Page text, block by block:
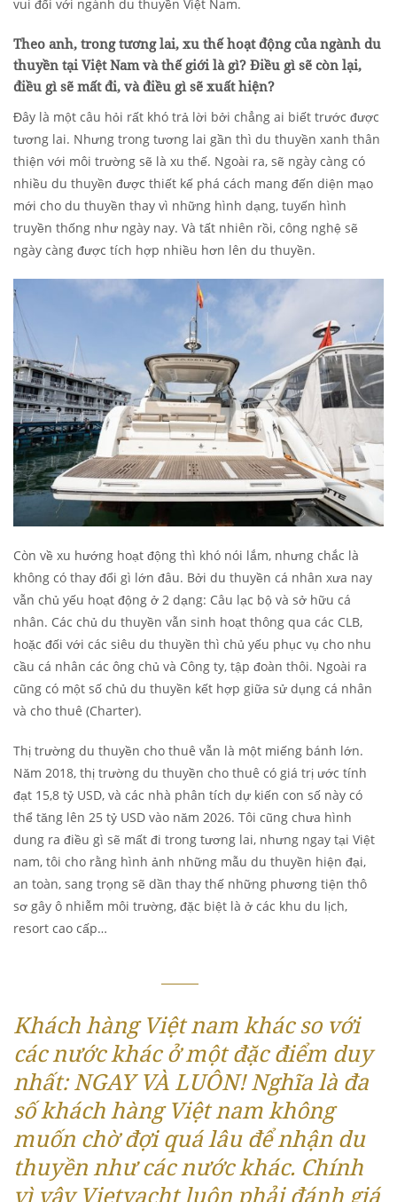
vui đối với ngành du thuyền Việt Nam.
Theo anh, trong tương lai, xu thế hoạt động của ngành du
thuyền tại Việt Nam và thế giới là gì? Điều gì sẽ còn lại,
điều gì sẽ mất đi, và điều gì sẽ xuất hiện?
Đây là một câu hỏi rất khó trả lời bởi chẳng ai biết trước được
tương lai. Nhưng trong tương lai gần thì du thuyền xanh thân
thiện với môi trường sẽ là xu thế. Ngoài ra, sẽ ngày càng có
nhiều du thuyền được thiết kế phá cách mang đến diện mạo
mới cho du thuyền thay vì những hình dạng, tuyến hình
truyền thống như ngày nay. Và tất nhiên rồi, công nghệ sẽ
ngày càng được tích hợp nhiều hơn lên du thuyền.
Còn về xu hướng hoạt động thì khó nói lắm, nhưng chắc là
không có thay đổi gì lớn đâu. Bởi du thuyền cá nhân xưa nay
vẫn chủ yếu hoạt động ở 2 dạng: Câu lạc bộ và sở hữu cá
nhân. Các chủ du thuyền vẫn sinh hoạt thông qua các CLB,
hoặc đối với các siêu du thuyền thì chủ yếu phục vụ cho nhu
cầu cá nhân các ông chủ và Công ty, tập đoàn thôi. Ngoài ra
cũng có một số chủ du thuyền kết hợp giữa sử dụng cá nhân
và cho thuê (Charter).
Thị trường du thuyền cho thuê vẫn là một miếng bánh lớn.
Năm 2018, thị trường du thuyền cho thuê có giá trị ước tính
đạt 15,8 tỷ USD, và các nhà phân tích dự kiến con số này có
thể tăng lên 25 tỷ USD vào năm 2026. Tôi cũng chưa hình
dung ra điều gì sẽ mất đi trong tương lai, nhưng ngay tại Việt
nam, tôi cho rằng hình ảnh những mẫu du thuyền hiện đại,
an toàn, sang trọng sẽ dần thay thế những phương tiện thô
sơ gây ô nhiễm môi trường, đặc biệt là ở các khu du lịch,
resort cao cấp…
Khách hàng Việt nam khác so với
các nước khác ở một đặc điểm duy
nhất: NGAY VÀ LUÔN! Nghĩa là đa
số khách hàng Việt nam không
muốn chờ đợi quá lâu để nhận du
thuyền như các nước khác. Chính
vì vậy Vietyacht luôn phải đánh giá